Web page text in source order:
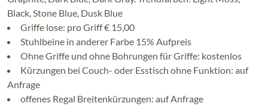
Black, Stone Blue, Dusk Blue
Griffe lose: pro Griff € 15,00
Stuhlbeine in anderer Farbe 15% Aufpreis
Ohne Griffe und ohne Bohrungen für Griffe: kostenlos
Kürzungen bei Couch- oder Esstisch ohne Funktion: auf
Anfrage
offenes Regal Breitenkürzungen: auf Anfrage